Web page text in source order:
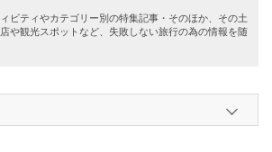
ビティやカテゴリー別の特集記事・そのほか、その土
や観光スポットなど、失敗しない旅行の為の情報を随